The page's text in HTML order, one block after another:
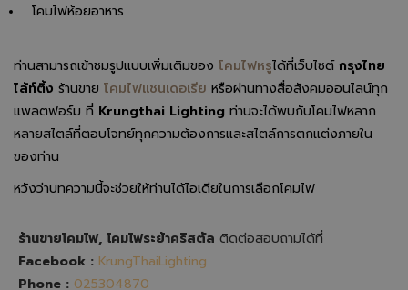
โคมไฟห้อยอาหาร
ท่านสามารถเข้าชมรูปแบบเพิ่มเติมของ โคมไฟหรูได้ที่เว็บไซต์กรุงไทย
ไล้ท์ติ้ง ร้านขาย โคมไฟแชนเดอเรีย หรือผ่านทางสื่อสังคมออนไลน์ทุก
แพลตฟอร์ม ที่ Krungthai Lighting ท่านจะได้พบกับโคมไฟหลาก
หลายสไตล์ที่ตอบโจทย์ทุกความต้องการและสไตล์การตกแต่งภายใน
ของท่าน
หวังว่าบทความนี้จะช่วยให้ท่านได้ไอเดียในการเลือกโคมไฟ
ร้านขายโคมไฟ, โคมไฟระย้าคริสตัล ติดต่อสอบถามได้ที่
Facebook : KrungThaiLighting
Phone : 025304870